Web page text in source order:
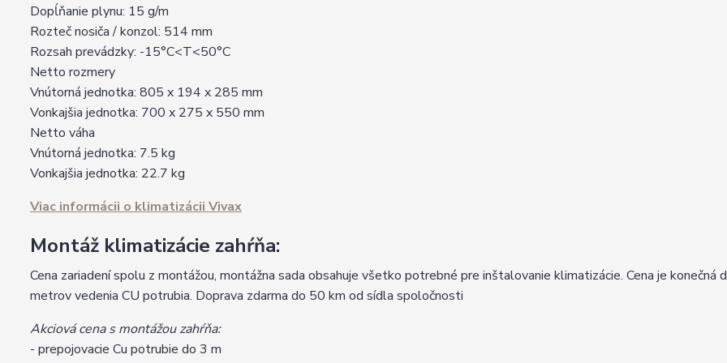
Dopĺňanie plynu: 15 g/m
Rozteč nosiča / konzol: 514 mm
Rozsah prevádzky: -15°C<T<50°C
Netto rozmery
Vnútorná jednotka: 805 x 194 x 285 mm
Vonkajšia jednotka: 700 x 275 x 550 mm
Netto váha
Vnútorná jednotka: 7.5 kg
Vonkajšia jednotka: 22.7 kg
Viac informácii o klimatizácii Vivax
Montáž klimatizácie zahŕňa:
Cena zariadení spolu z montážou, montážna sada obsahuje všetko potrebné pre inštalovanie klimatizácie. Cena je konečná
metrov vedenia CU potrubia. Doprava zdarma do 50 km od sídla spoločnosti
Akciová cena s montážou zahŕňa:
- prepojovacie Cu potrubie do 3 m